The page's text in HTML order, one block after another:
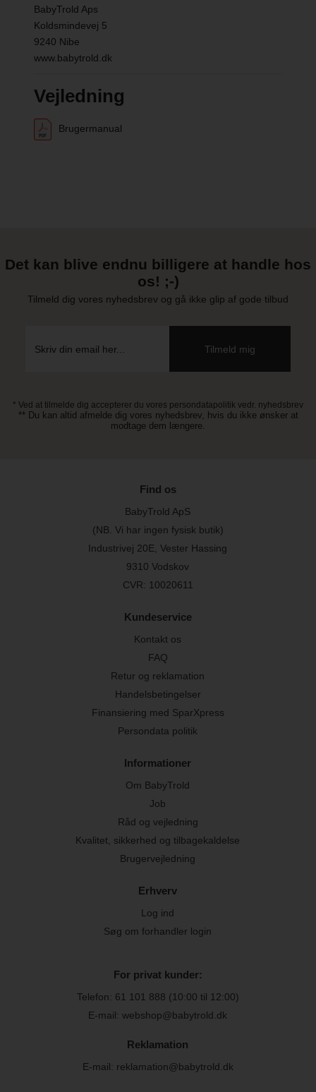
BabyTrold Aps
Koldsmindevej 5
9240 Nibe
www.babytrold.dk
Vejledning
Brugermanual
Det kan blive endnu billigere at handle hos
os! ;-)
Tilmeld dig vores nyhedsbrev og gå ikke glip af gode tilbud
* Ved at tilmelde dig accepterer du vores persondatapolitik vedr. nyhedsbrev
** Du kan altid afmelde dig vores nyhedsbrev, hvis du ikke ønsker at
modtage dem længere.
Find os
BabyTrold ApS
(NB. Vi har ingen fysisk butik)
Industrivej 20E, Vester Hassing
9310 Vodskov
CVR: 10020611
Kundeservice
Kontakt os
FAQ
Retur og reklamation
Handelsbetingelser
Finansiering med SparXpress
Persondata politik
Informationer
Om BabyTrold
Job
Råd og vejledning
Kvalitet, sikkerhed og tilbagekaldelse
Brugervejledning
Erhverv
Log ind
Søg om forhandler login
For privat kunder:
Telefon: 61 101 888 (10:00 til 12:00)
E-mail: webshop@babytrold.dk
Reklamation
E-mail: reklamation@babytrold.dk